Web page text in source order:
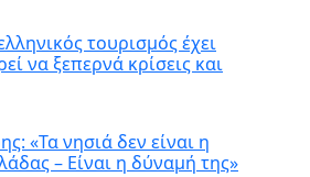
τουρισμός έχει
να ξεπερνά κρίσεις και
«Τα νησιά δεν είναι η
– Είναι η δύναμή της»